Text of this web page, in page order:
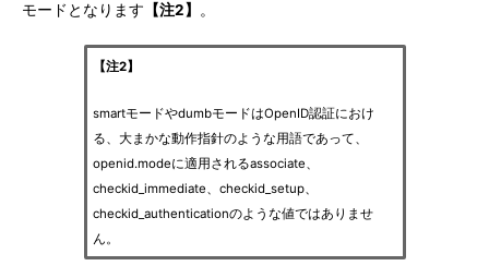
モードとなります 【注2】 。
【注2】
smartモードやdumbモードはOpenID認証におけ
る、大まかな動作指針のような用語であって、
openid.modeに適用されるassociate、
checkid_immediate、checkid_setup、
checkid_authenticationのような値ではありませ
ん。